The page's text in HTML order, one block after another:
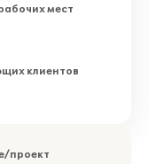
мест
клиентов
проект